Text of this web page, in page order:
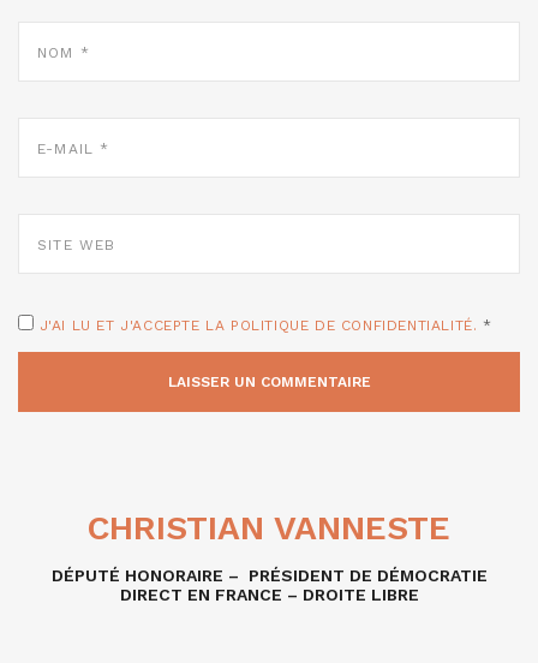
MAIL
WEB
J'AI LU ET J'ACCEPTE LA POLITIQUE DE CONFIDENTIALITÉ. *
CHRISTIAN VANNESTE
DÉPUTÉ HONORAIRE – PRÉSIDENT DE DÉMOCRATIE
DIRECT EN FRANCE – DROITE LIBRE